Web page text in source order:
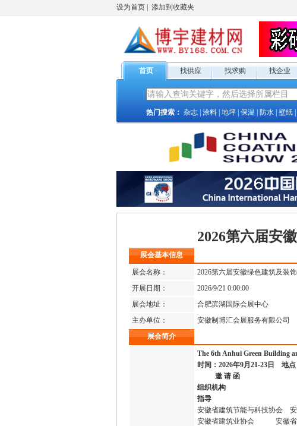
设为首页 添加到收藏夹
首页 找供应 找求购 找企业
热门搜索： 杂志 涂料 地坪 保温 防水 壁纸
2026第六届安
展会基本信息
展会名称：
2026第六届安徽绿色建筑及装
开展日期：
2026/9/21 0:00:00
展会地址：
合肥滨湖国际会展中心
主办单位：
安徽制博汇会展服务有限公司
展会简介
The 6th Anhui Green Building
时间：2026年9月21-23日
地
邀 请 函
组织机构
指导
安徽省建筑节能与科技协会
安徽省建筑业协会 安徽省